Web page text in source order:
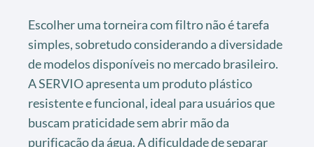
Escolher uma torneira com filtro não é tarefa
simples, sobretudo considerando a diversidade
de modelos disponíveis no mercado brasileiro.
A SERVIO apresenta um produto plástico
resistente e funcional, ideal para usuários que
buscam praticidade sem abrir mão da
purificação da água. A dificuldade de separar